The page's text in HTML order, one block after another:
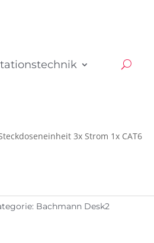
3x Strom 1x CAT6
Bachmann Desk2